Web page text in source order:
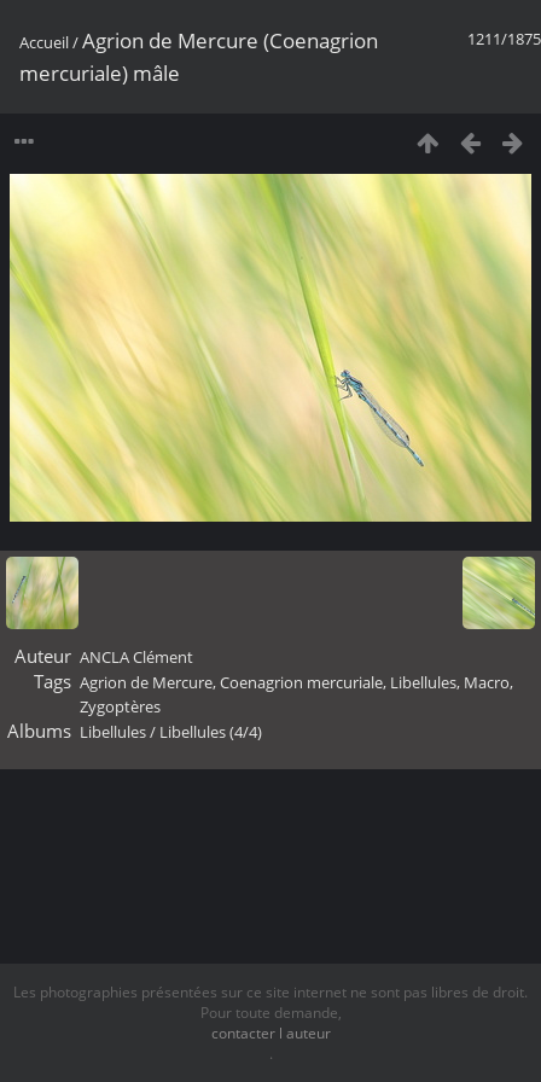
1211/1875
Accueil/Agrion de Mercure (Coenagrion
mercuriale) mâle
Auteur ANCLA Clément
Tags Agrion de Mercure,Coenagrion mercuriale, Libellules, Macro,
Zygoptères
Albums Libellules/ Libellules (4/4)
Les photographies présentées sur ce site internet ne sont pas libres de droit.
Pour toute demande,
contacter l auteur
.